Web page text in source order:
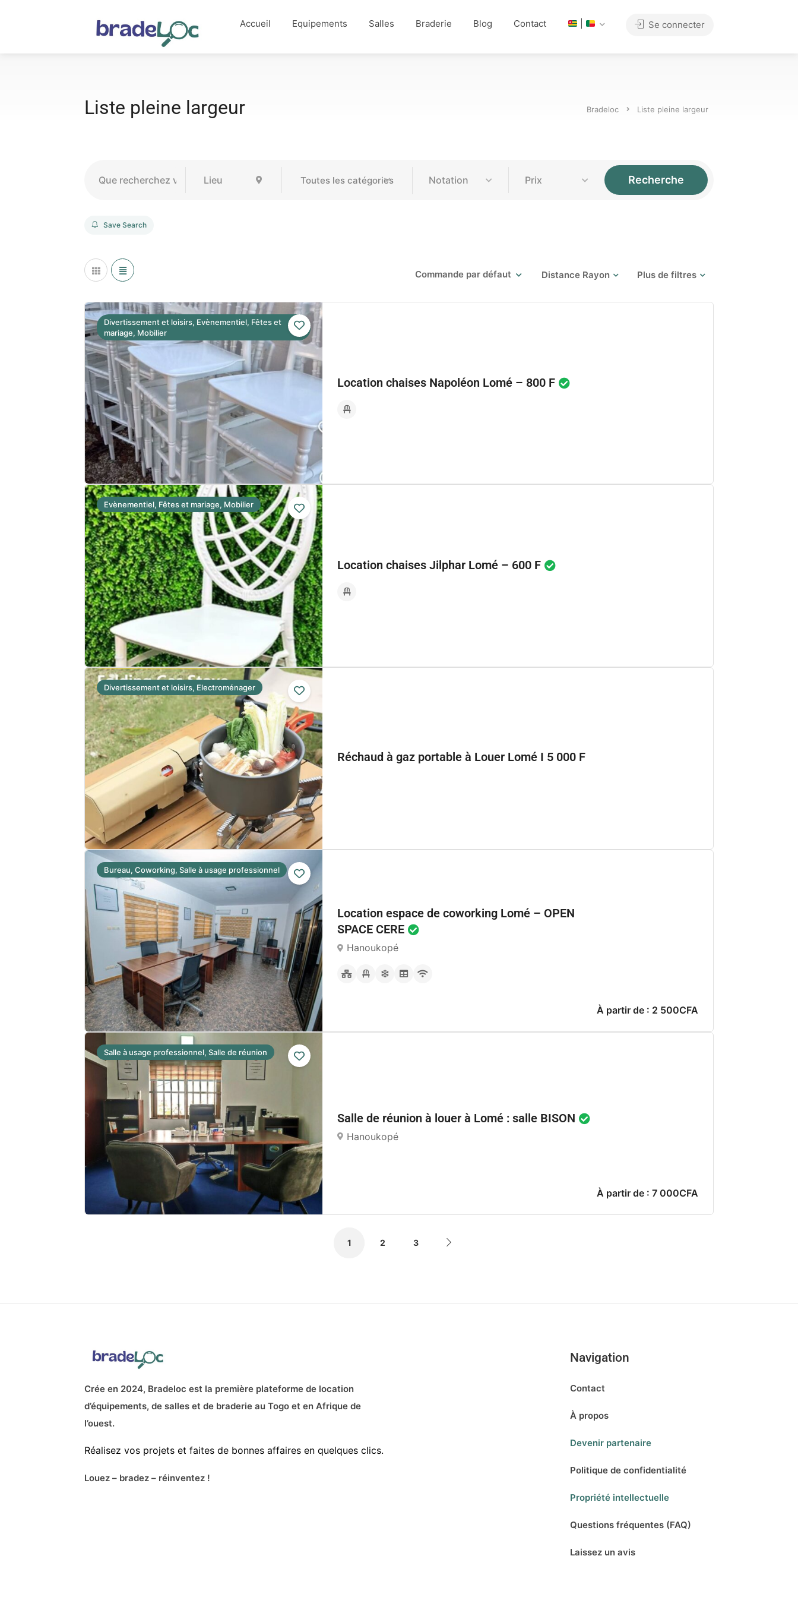
Accueil Equipements Salles Braderie Blog Contact Se connecter
Liste pleine largeur Bradeloc Liste pleine largeur
Toutes les catégories Notation Prix Recherche
Save Search
Plus de filtres
Distance Rayon
Commande par défaut
Divertissement et loisirs, Evènementiel, Fêtes et
mariage, Mobilier
Location chaises Napoléon Lomé – 800 F
Evènementiel, Fêtes et mariage, Mobilier
Location chaises Jilphar Lomé – 600 F
Divertissement et loisirs, Electroménager
Réchaud à gaz portable à Louer Lomé I 5 000 F
Bureau, Coworking, Salle à usage professionnel
Location espace de coworking Lomé – OPEN
SPACE CERE
Hanoukopé
À partir de : 2 500CFA
Salle à usage professionnel, Salle de réunion
Salle de réunion à louer à Lomé : salle BISON
Hanoukopé
À partir de : 7 000CFA
1 2 3
Crée en 2024, Bradeloc est la première plateforme de location
d’équipements, de salles et de braderie au Togo et en Afrique de
l’ouest.
Réalisez vos projets et faites de bonnes affaires en quelques clics.
Louez – bradez – réinventez !
Navigation
Contact
À propos
Devenir partenaire
Politique de confidentialité
Propriété intellectuelle
Questions fréquentes (FAQ)
Laissez un avis